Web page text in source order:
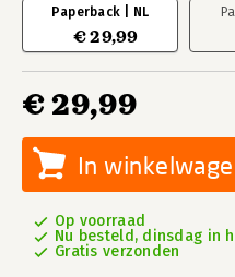
Paperback | NL
€ 29,99
€ 29,99
In
Op voorraad
Nu besteld, dinsdag in
Gratis verzonden